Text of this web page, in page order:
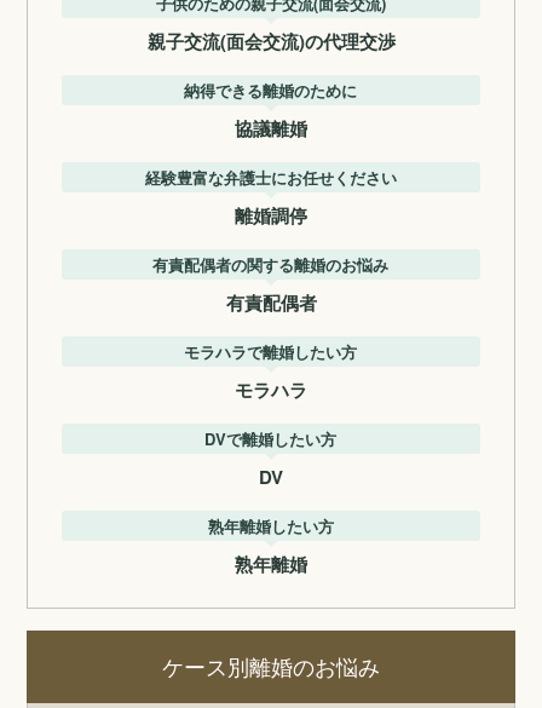
親子交流(面会交流)の代理交渉
納得できる離婚のために
協議離婚
経験豊富な弁護士にお任せください
離婚調停
有責配偶者の関する離婚のお悩み
有責配偶者
モラハラで離婚したい方
モラハラ
DVで離婚したい方
DV
熟年離婚したい方
熟年離婚
ケース別離婚のお悩み